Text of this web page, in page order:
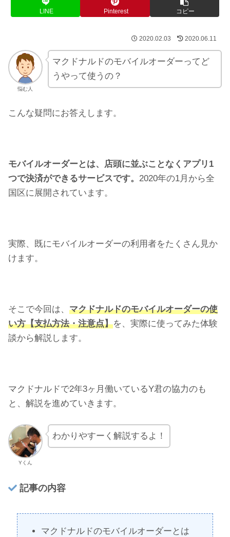
LINE Pinterest コピー
2020.02.03 2020.06.11
悩む人
マクドナルドのモバイルオーダーってど
うやって使うの？
こんな疑問にお答えします。
モバイルオーダーとは、店頭に並ぶことなくアプリ1
つで決済ができるサービスです。 2020年の1月から全
国区に展開されています。
実際、既にモバイルオーダーの利用者をたくさん見か
けます。
そこで今回は、 マクドナルドのモバイルオーダーの使
い方【支払方法・注意点】を、実際に使ってみた体験
談から解説します。
マクドナルドで2年3ヶ月働いているY君の協力のも
と、解説を進めていきます。
Yくん
わかりやすーく解説するよ！
記事の内容
マクドナルドのモバイルオーダーとは